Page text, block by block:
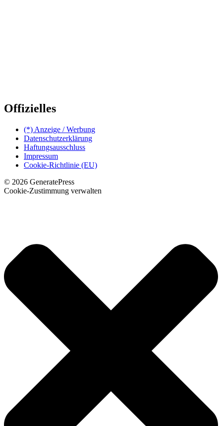
Offizielles
(*) Anzeige / Werbung
Datenschutzerklärung
Haftungsausschluss
Impressum
Cookie-Richtlinie (EU)
© 2026 GeneratePress
Cookie-Zustimmung verwalten